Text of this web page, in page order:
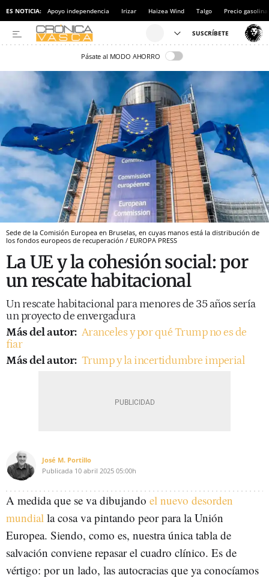
ES NOTICIA: Apoyo independencia Irizar Haizea Wind Talgo Precio gasolina
Pásate al MODO AHORRO
Sede de la Comisión Europea en Bruselas, en cuyas manos está la distribución de
los fondos europeos de recuperación / EUROPA PRESS
La UE y la cohesión social: por
un rescate habitacional
Un rescate habitacional para menores de 35 años sería
un proyecto de envergadura
Más del autor: Aranceles y por qué Trump no es de
fiar
Más del autor: Trump y la incertidumbre imperial
José M. Portillo
Publicada 10 abril 2025 05:00h
A medida que se va dibujando el nuevo desorden
mundial la cosa va pintando peor para la Unión
Europea. Siendo, como es, nuestra única tabla de
salvación conviene repasar el cuadro clínico. Es de
vértigo: por un lado, las autocracias que ya conocíamos